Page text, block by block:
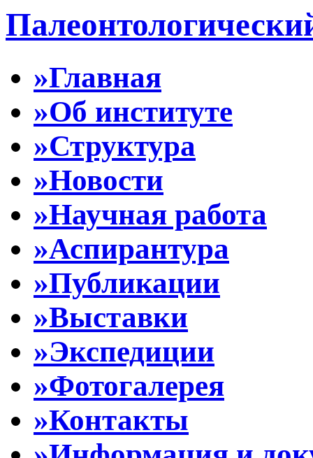
»Главная
»Об институте
»Структура
»Новости
»Научная работа
»Аспирантура
»Публикации
»Выставки
»Экспедиции
»Фотогалерея
»Контакты